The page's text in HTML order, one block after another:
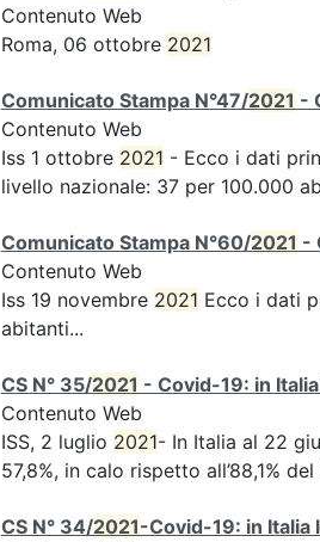
Contenuto Web
Roma, 06 ottobre 2021
Comunicato Stampa N°47/2021 -
Contenuto Web
Iss 1 ottobre 2021 - Ecco i dati
livello nazionale: 37 per 100.000
Comunicato Stampa N°60/2021 -
Contenuto Web
Iss 19 novembre 2021 Ecco i dati
abitanti...
CS N° 35/2021 - Covid-19: in Italia
Contenuto Web
ISS, 2 luglio 2021- In Italia al 22
57,8%, in calo rispetto all’88,1% del
CS N° 34/2021-Covid-19: in Italia